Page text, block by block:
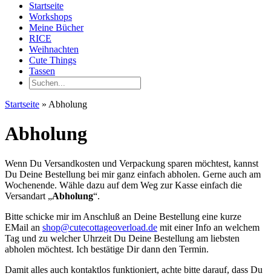
Startseite
Workshops
Meine Bücher
RICE
Weihnachten
Cute Things
Tassen
Startseite » Abholung
Abholung
Wenn Du Versandkosten und Verpackung sparen möchtest, kannst
Du Deine Bestellung bei mir ganz einfach abholen. Gerne auch am
Wochenende. Wähle dazu auf dem Weg zur Kasse einfach die
Versandart „Abholung“.
Bitte schicke mir im Anschluß an Deine Bestellung eine kurze
EMail an shop@cutecottageoverload.de mit einer Info an welchem
Tag und zu welcher Uhrzeit Du Deine Bestellung am liebsten
abholen möchtest. Ich bestätige Dir dann den Termin.
Damit alles auch kontaktlos funktioniert, achte bitte darauf, dass Du